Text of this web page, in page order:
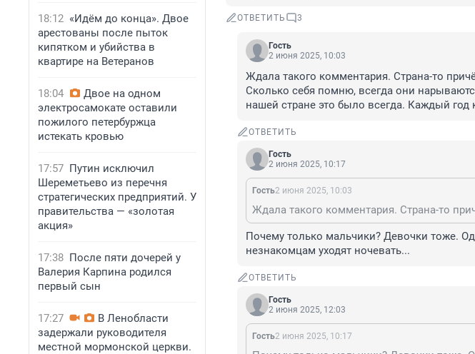
18:12 «Идём до конца». Двое
арестованы после пыток
кипятком и убийства в
квартире на Ветеранов
18:04
Двое на одном
электросамокате оставили
пожилого петербуржца
истекать кровью
17:57 Путин исключил
Шереметьево из перечня
стратегических предприятий. У
правительства — «золотая
акция»
17:38 После пяти дочерей у
Валерия Карпина родился
первый сын
17:27
В Ленобласти
задержали руководителя
местной мормонской церкви.
ОТВЕТИТЬ 3
Гость
2 июня 2025, 10:03
Ждала такого комментария. Страна-то
Сколько себя помню, всегда они
нашей стране это было всегда. Каждый
ОТВЕТИТЬ
Гость
2 июня 2025, 10:17
Гость2 июня 2025, 10:03
Почему только мальчики? Девочки тоже.
незнакомцам уходят ночевать...
ОТВЕТИТЬ
Гость
2 июня 2025, 12:03
Гость2 июня 2025, 10:17